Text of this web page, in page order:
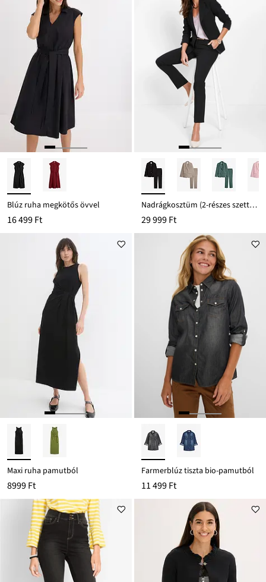
Blúz ruha megkötős övvel
16 499 Ft
Nadrágkosztüm (2-részes szett) viszkózzal
29 999 Ft
Maxi ruha pamutból
8999 Ft
Farmerblúz tiszta bio-pamutból
11 499 Ft